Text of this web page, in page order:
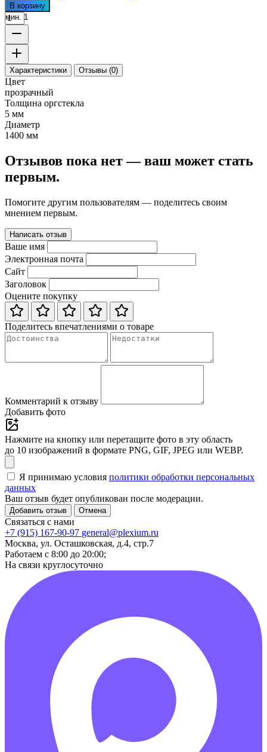
В корзину
мин. 1
Характеристики Отзывы (0)
Цвет
прозрачный
Толщина оргстекла
5 мм
Диаметр
1400 мм
Отзывов пока нет — ваш может стать
первым.
Помогите другим пользователям — поделитесь своим
мнением первым.
Написать отзыв
Ваше имя
Электронная почта
Сайт
Заголовок
Оцените покупку
Поделитесь впечатлениями о товаре
Комментарий к отзыву
Добавить фото
Нажмите на кнопку или перетащите фото в эту область
до 10 изображений в формате PNG, GIF, JPEG или WEBP.
Я принимаю условия политики обработки персональных
данных
Ваш отзыв будет опубликован после модерации.
Добавить отзыв Отмена
Связаться с нами
+7 (915) 167-90-97 general@plexium.ru
Москва, ул. Осташковская, д.4, стр.7
Работаем с 8:00 до 20:00;
На связи круглосуточно